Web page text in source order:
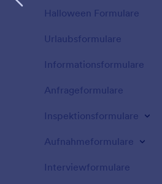
Halloween Formulare
Urlaubsformulare
Informationsformulare
Anfrageformulare
Inspektionsformulare
Aufnahmeformulare
Interviewformulare